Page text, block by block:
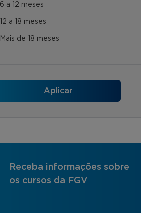
6 a 12 meses
12 a 18 meses
Mais de 18 meses
Receba informações sobre
os cursos da FGV